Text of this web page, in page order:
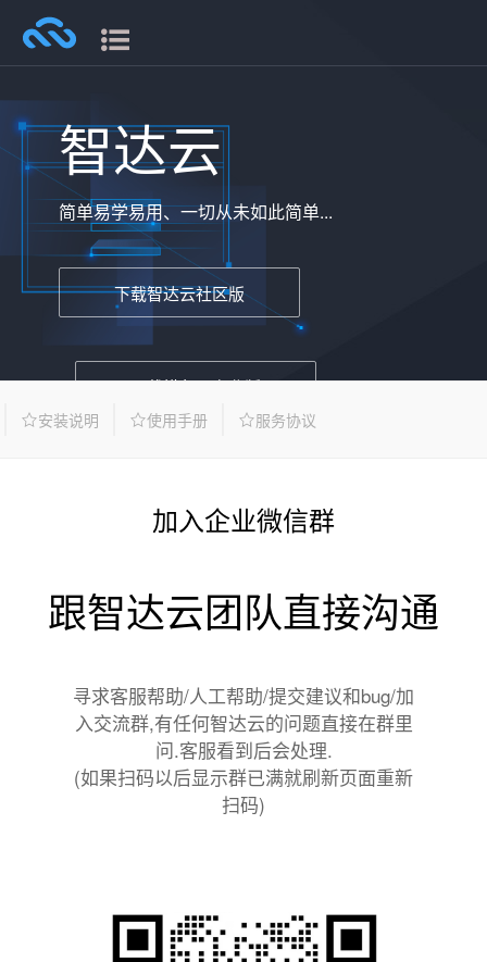
智达云
简单易学易用、一切从未如此简单...
下载智达云社区版
下载模兔云专业版
安装说明 使用手册 服务协议
加入企业微信群
跟智达云团队直接沟通
寻求客服帮助/人工帮助/提交建议和bug/加
入交流群,有任何智达云的问题直接在群里
问.客服看到后会处理.
(如果扫码以后显示群已满就刷新页面重新
扫码)